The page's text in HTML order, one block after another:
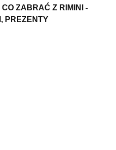
ZABRAĆ Z RIMINI -
PREZENTY